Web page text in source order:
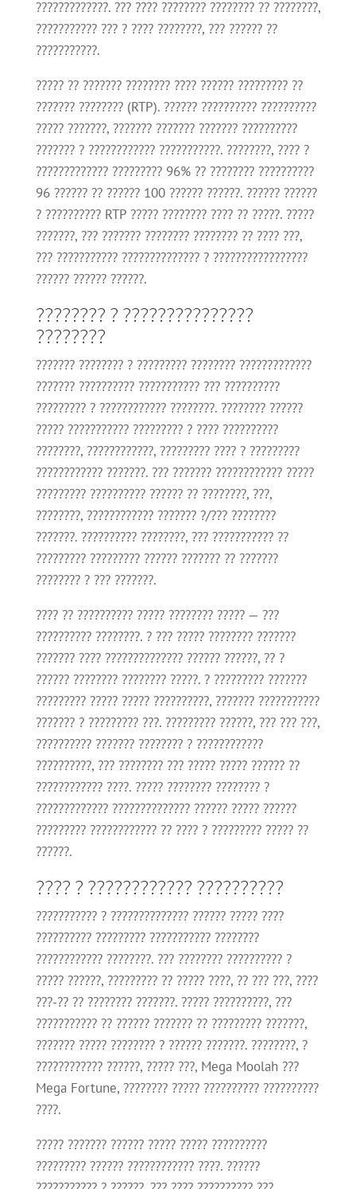
?????????????. ??? ???? ???????? ???????? ?? ????????,
??????????? ??? ? ???? ????????, ??? ?????? ??
???????????.
????? ?? ??????? ???????? ???? ?????? ????????? ??
??????? ???????? (RTP). ?????? ?????????? ??????????
????? ???????, ??????? ??????? ??????? ??????????
??????? ? ???????????? ???????????. ????????, ???? ?
????????????? ????????? 96% ?? ???????? ??????????
96 ?????? ?? ?????? 100 ?????? ??????. ?????? ??????
? ?????????? RTP ????? ???????? ???? ?? ?????. ?????
???????, ??? ??????? ???????? ???????? ?? ???? ???,
??? ??????????? ?????????????? ? ?????????????????
?????? ?????? ??????.
???????? ? ???????????????
????????
??????? ???????? ? ????????? ???????? ?????????????
??????? ?????????? ??????????? ??? ??????????
????????? ? ???????????? ????????. ???????? ??????
????? ??????????? ????????? ? ???? ??????????
????????, ????????????, ????????? ???? ? ?????????
???????????? ???????. ??? ??????? ???????????? ?????
????????? ?????????? ?????? ?? ????????, ???,
????????, ???????????? ??????? ?/??? ????????
???????. ?????????? ????????, ??? ??????????? ??
????????? ????????? ?????? ??????? ?? ???????
???????? ? ??? ???????.
???? ?? ?????????? ????? ???????? ????? — ???
?????????? ????????. ? ??? ????? ???????? ???????
??????? ???? ?????????????? ?????? ??????, ?? ?
?????? ???????? ???????? ?????. ? ????????? ???????
????????? ????? ????? ??????????, ??????? ???????????
??????? ? ????????? ???. ????????? ??????, ??? ??? ???,
?????????? ??????? ???????? ? ????????????
??????????, ??? ???????? ??? ????? ????? ?????? ??
???????????? ????. ????? ???????? ???????? ?
????????????? ?????????????? ?????? ????? ??????
????????? ???????????? ?? ???? ? ????????? ????? ??
??????.
???? ? ???????????? ??????????
??????????? ? ?????????????? ?????? ????? ????
?????????? ????????? ??????????? ????????
???????????? ????????. ??? ???????? ?????????? ?
????? ??????, ????????? ?? ????? ????, ?? ??? ???, ????
???-?? ?? ???????? ???????. ????? ??????????, ???
??????????? ?? ?????? ??????? ?? ????????? ???????,
??????? ????? ???????? ? ?????? ???????. ????????, ?
???????????? ??????, ????? ???, Mega Moolah ???
Mega Fortune, ???????? ????? ?????????? ??????????
????.
????? ??????? ?????? ????? ????? ??????????
????????? ?????? ???????????? ????. ??????